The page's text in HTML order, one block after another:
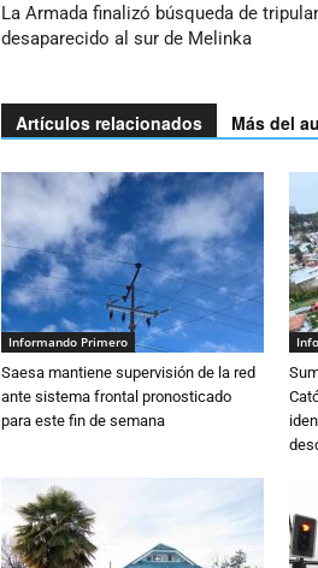
La Armada finalizó búsqueda de
desaparecido al sur de Melinka
Artículos relacionados Más del
Informando Primero
Saesa mantiene supervisión de la red
ante sistema frontal pronosticado
para este fin de semana